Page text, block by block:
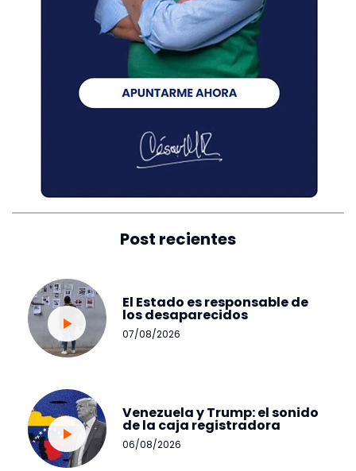
Post recientes
El Estado es responsable de
los desaparecidos
07/08/2026
Venezuela y Trump: el sonido
de la caja registradora
06/08/2026